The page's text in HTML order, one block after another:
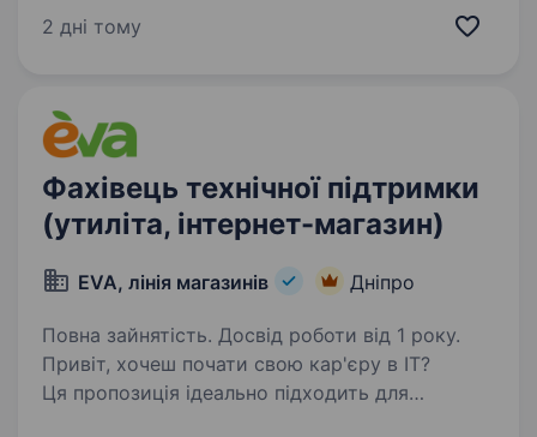
теорії тестування; Досвід роботи з вимогами
2 дні тому
Фахівець технічної підтримки
(утиліта, інтернет-магазин)
EVA, лінія магазинів Дніпро
Повна зайнятість. Досвід роботи від 1 року.
Привіт, хочеш почати свою кар'єру в IT?
Ця пропозиція ідеально підходить для